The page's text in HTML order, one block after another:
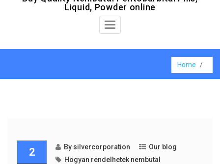
Liquid, Powder online
Toggle
Home /
2 By silvercorporation
Our blog
Hogyan rendelhetek nembutal